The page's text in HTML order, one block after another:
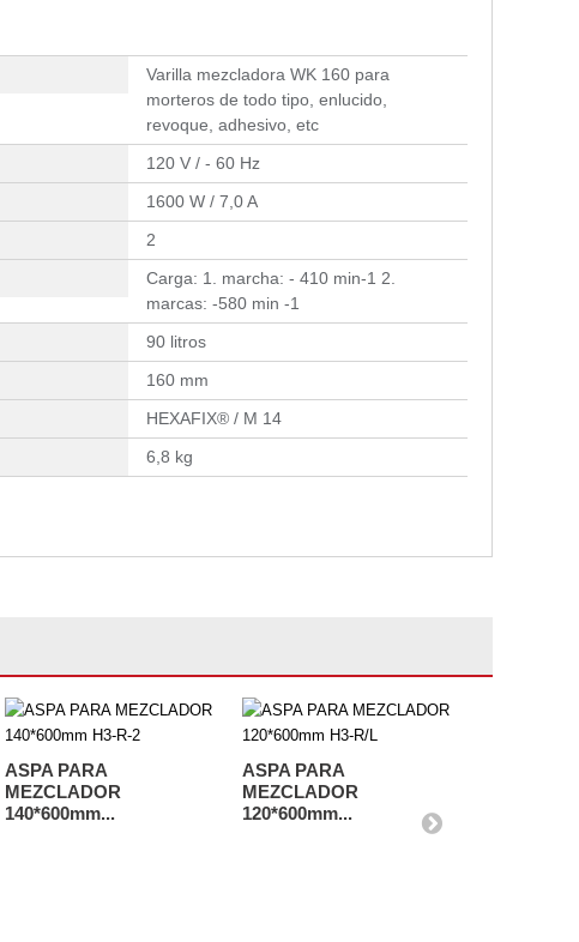
Varilla mezcladora WK 160 para
morteros de todo tipo, enlucido,
revoque, adhesivo, etc
120 V / - 60 Hz
1600 W / 7,0 A
2
Carga: 1. marcha: - 410 min-1 2.
marcas: -580 min -1
90 litros
160 mm
HEXAFIX® / M 14
6,8 kg
ASPA PARA
MEZCLADOR
140*600mm...
ASPA PARA
MEZCLADOR
120*600mm...